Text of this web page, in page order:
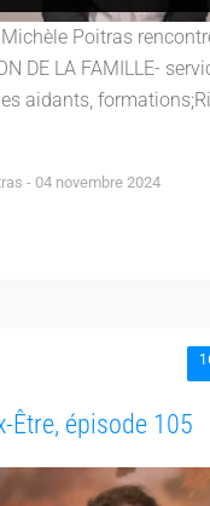
Poitras
DE LA FAMILLE-
aidants,
- 04 novembre 2024
Être, épisode 105